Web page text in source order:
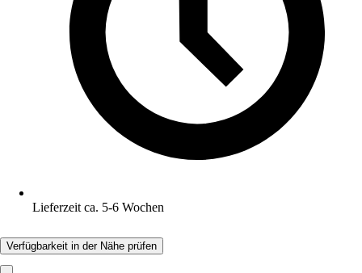
Lieferzeit ca. 5-6 Wochen
Verfügbarkeit in der Nähe prüfen